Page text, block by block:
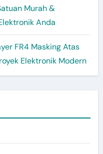
Murah &
Anda
FR4 Masking Atas
Elektronik Modern